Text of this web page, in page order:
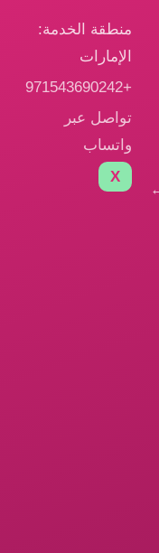
منطقة الخدمة:
الإمارات
+971543690242
تواصل عبر
واتساب
X